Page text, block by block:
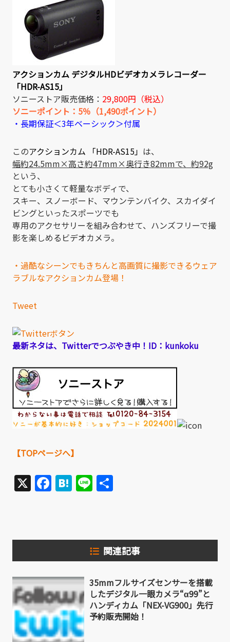
アクションカム デジタルHDビデオカメラレコーダー
「HDR-AS15」
ソニーストア販売価格： 29,800円（税込）
ソニーポイント：5％（1,490ポイント）
・長期保証＜3年ベーシック＞付属
このアクションカム 「HDR-AS15」 は、
幅約24.5mm×高さ約47mm×奥行き82mmで、約92g
という、
とても小さくて軽量なボディで、
スキー、スノーボード、マウンテンバイク、スカイダイ
ビングといったスポーツでも
専用のアクセサリーを組み合わせて、ハンズフリーで撮
影を楽しめるビデオカメラ。
・過酷なシーンでもきちんと高画質に撮影できるウェア
ラブルなアクションカム登場！
Tweet
最新ネタは、Twitterでつぶやき中！ID：kunkoku
【TOPページへ】
X Facebook
Hatena
Line
関連記事
35mmフルサイズセンサーを搭載
したデジタル一眼カメラ“α99”と
ハンディカム「NEX-VG900」先行
予約販売開始！